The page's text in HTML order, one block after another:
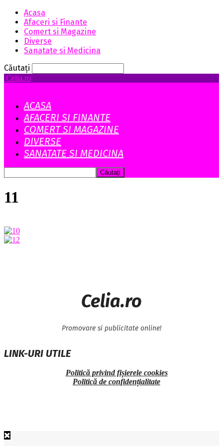
Acasa
Afaceri si Finante
Comert si Magazine
Diverse
Sanatate si Medicina
Căutați
Celia.ro
ACASA
AFACERI SI FINANTE
COMERT SI MAGAZINE
DIVERSE
SANATATE SI MEDICINA
11
Celia.ro
Promovare si publicitate online!
LINK-URI UTILE
Politică privind fișierele cookies
Politică de confidențialitate